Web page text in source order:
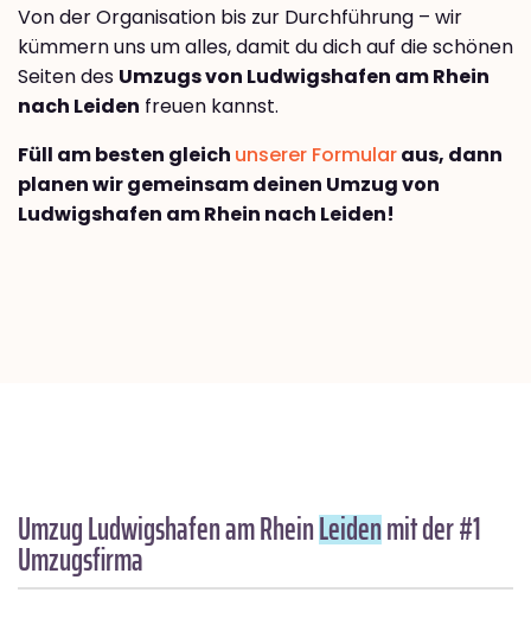
Von der Organisation bis zur Durchführung – wir
kümmern uns um alles, damit du dich auf die schönen
Seiten des Umzugs von Ludwigshafen am Rhein
nach Leiden freuen kannst.
Füll am besten gleich unserer Formularaus, dann
planen wir gemeinsam deinen Umzug von
Ludwigshafen am Rhein nach Leiden!
Umzug Ludwigshafen am RheinLeidenmit der #1
Umzugsfirma